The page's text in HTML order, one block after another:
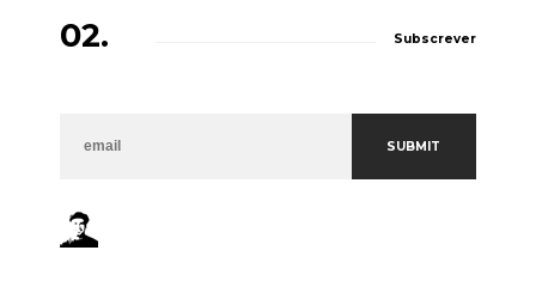
02. Subscrever
NEWSLETTER SUBMIT